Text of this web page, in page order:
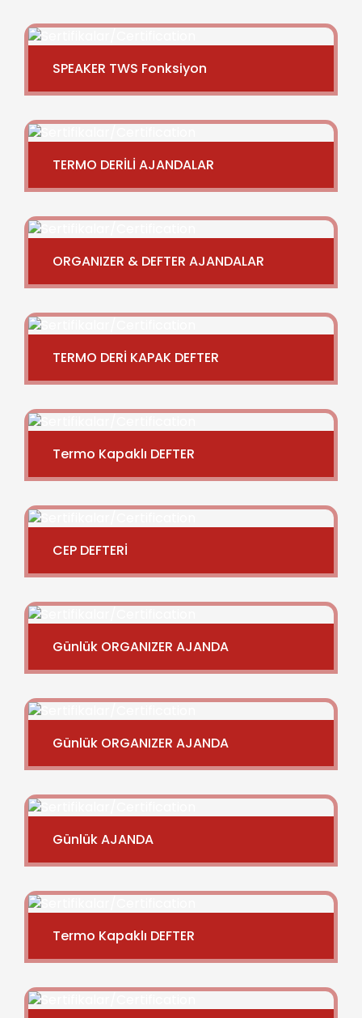
SPEAKER TWS Fonksiyon
TERMO DERİLİ AJANDALAR
ORGANIZER & DEFTER AJANDALAR
TERMO DERİ KAPAK DEFTER
Termo Kapaklı DEFTER
CEP DEFTERİ
Günlük ORGANIZER AJANDA
Günlük ORGANIZER AJANDA
Günlük AJANDA
Termo Kapaklı DEFTER